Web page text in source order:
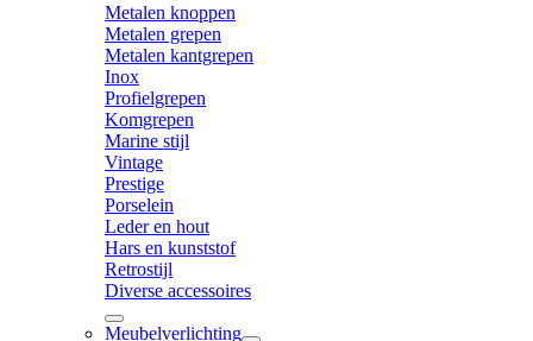
Metalen knoppen
Metalen grepen
Metalen kantgrepen
Inox
Profielgrepen
Komgrepen
Marine stijl
Vintage
Prestige
Porselein
Leder en hout
Hars en kunststof
Retrostijl
Diverse accessoires
Meubelverlichting